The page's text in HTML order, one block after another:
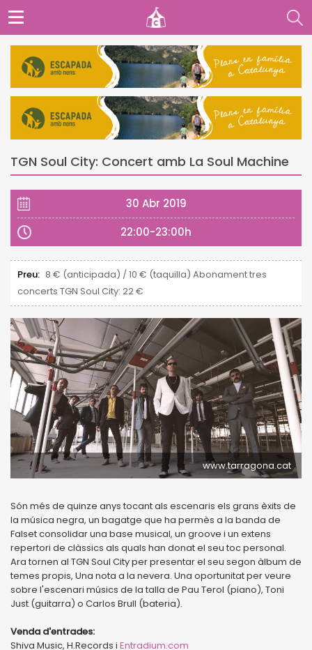
TGN Soul City: Concert amb La Soul Machine
30 Abr 2019
22:00-23:00h
Preu: 8 € (anticipada) / 10 € (taquilla) Abonament tres
concerts TGN Soul City: 22 €
www.tarragona.cat
Són més de quinze anys tocant als escenaris els grans èxits de
la música negra, un bagatge que ha permès a la banda de
Falset consolidar una base musical, un groove i un extens
repertori de clàssics als quals han donat el seu toc personal.
Ara tornen al TGN Soul City per presentar el seu segon àlbum de
temes propis, Una nota a la nevera. Una oportunitat per veure
sobre l'escenari músics de la talla de Pau Terol (piano), Toni
Just (guitarra) o Carlos Brull (bateria).
Venda d'entrades:
Shiva Music, H.Records i Entradium.com